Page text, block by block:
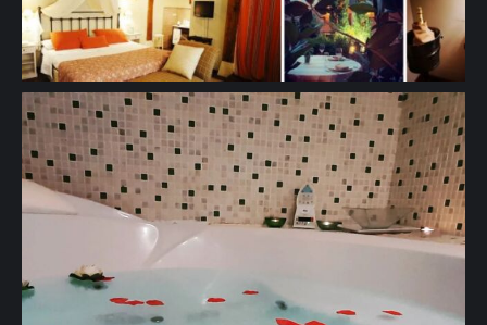
🖱 www.solazdelmoros.com #turismorural #viajes #romanticismo
#tranquilidad #naturaleza #jacuzzi" aria-hidden="true">